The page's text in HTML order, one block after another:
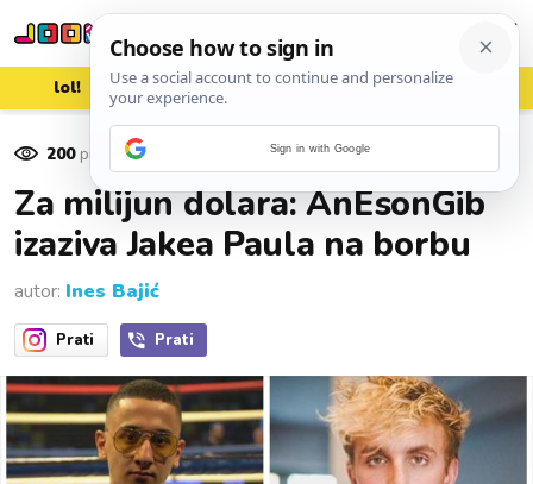
lol! aww vrh! woot?!
200pregleda
Za milijun dolara: AnEsonGib
izaziva Jakea Paula na borbu
autor: Ines Bajić
Prati Prati
Sign in with Google